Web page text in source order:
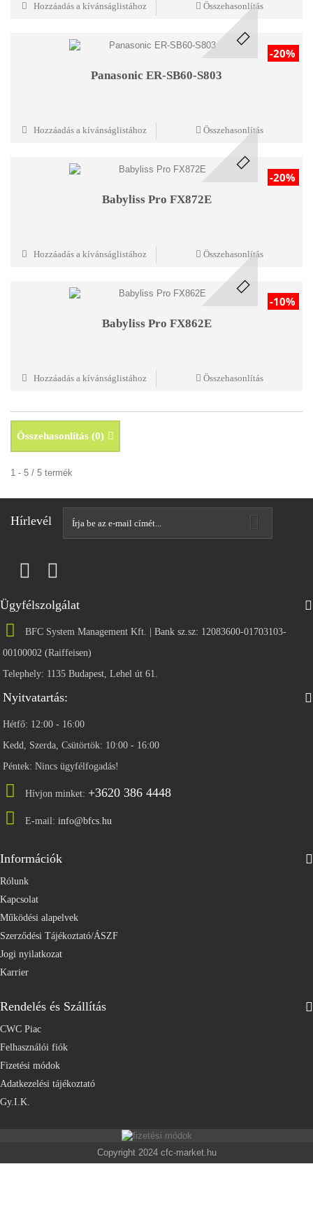
Hozzáadás a kívánságlistához Összehasonlítás
Panasonic ER-SB60-S803
-20%
Hozzáadás a kívánságlistához Összehasonlítás
Babyliss Pro FX872E
-20%
Hozzáadás a kívánságlistához Összehasonlítás
Babyliss Pro FX862E
-10%
Hozzáadás a kívánságlistához Összehasonlítás
Összehasonlítás (0)
1 - 5 / 5 termék
Hírlevél
Ügyfélszolgálat
BFC System Management Kft. | Bank sz.sz: 12083600-01703103-
00100002 (Raiffeisen)
Telephely: 1135 Budapest, Lehel út 61.
Nyitvatartás:
Hétfő: 12:00 - 16:00
Kedd, Szerda, Csütörtök: 10:00 - 16:00
Péntek: Nincs ügyfélfogadás!
Hívjon minket: +3620 386 4448
E-mail: info@bfcs.hu
Információk
Rólunk
Kapcsolat
Működési alapelvek
Szerződési Tájékoztató/ÁSZF
Jogi nyilatkozat
Karrier
Rendelés és Szállítás
CWC Piac
Felhasználói fiók
Fizetési módok
Adatkezelési tájékoztató
Gy.I.K.
Copyright 2024 cfc-market.hu